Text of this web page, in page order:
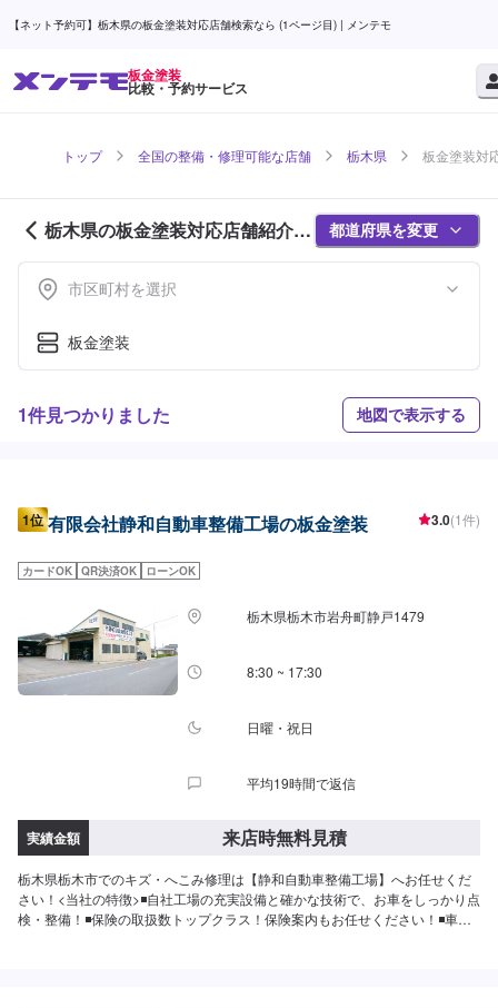
【ネット予約可】栃木県の板金塗装対応店舗検索なら (1ページ目) | メンテモ
板金塗装
比較・予約サービス
トップ 全国の整備・修理可能な店舗 栃木県 板金塗装対
栃木県の板金塗装対応店舗紹介 (1
ページ目)
都道府県を変更
市区町村を選択
板金塗装
1件見つかりました 地図で表示する
1位 有限会社静和自動車整備工場の板金塗装 3.0(1件)
カードOK QR決済OK ローンOK
栃木県栃木市岩舟町静戸1479
8:30 ~ 17:30
日曜・祝日
平均19時間で返信
実績金額 来店時無料見積
栃木県栃木市でのキズ・へこみ修理は【静和自動車整備工場】へお任せくだ
さい！<当社の特徴>◾自社工場の充実設備と確かな技術で、お車をしっかり点
検・整備！◾保険の取扱数トップクラス！保険案内もお任せください！◾車の